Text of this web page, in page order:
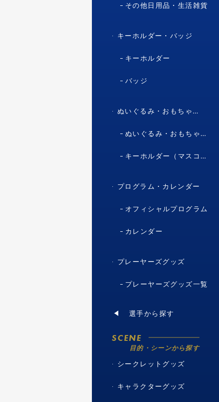
その他日用品・生活雑貨
キーホルダー・バッジ
キーホルダー
バッジ
ぬいぐるみ・おもちゃ・マスコット・キャラクター
ぬいぐるみ・おもちゃ（マスコット・キャラクター）
キーホルダー（マスコット・キャラクター）
プログラム・カレンダー
オフィシャルプログラム
カレンダー
プレーヤーズグッズ
プレーヤーズグッズ一覧
選手から探す
SCENE
目的・シーンから探す
シークレットグッズ
キャラクターグッズ